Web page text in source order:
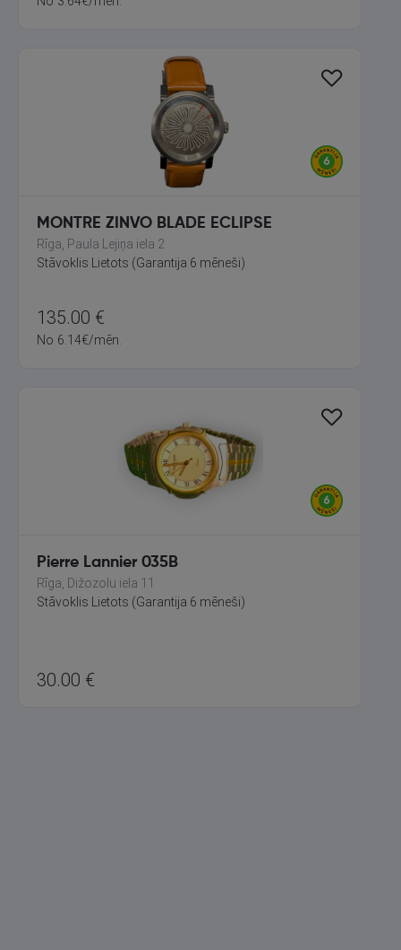
MONTRE ZINVO BLADE ECLIPSE
Rīga, Paula Lejiņa iela 2
Stāvoklis Lietots (Garantija 6 mēneši)
135.00 €
No 6.14€/mēn.
Pierre Lannier 035B
Rīga, Dižozolu iela 11
Stāvoklis Lietots (Garantija 6 mēneši)
30.00 €